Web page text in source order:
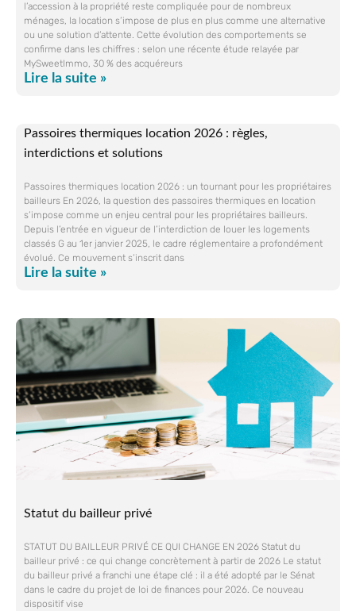
l’accession à la propriété reste compliquée pour de nombreux
ménages, la location s’impose de plus en plus comme une alternative
ou une solution d’attente. Cette évolution des comportements se
confirme dans les chiffres : selon une récente étude relayée par
MySweetImmo, 30 % des acquéreurs
Lire la suite »
Passoires thermiques location 2026 : règles,
interdictions et solutions
Passoires thermiques location 2026 : un tournant pour les propriétaires
bailleurs En 2026, la question des passoires thermiques en location
s’impose comme un enjeu central pour les propriétaires bailleurs.
Depuis l’entrée en vigueur de l’interdiction de louer les logements
classés G au 1er janvier 2025, le cadre réglementaire a profondément
évolué. Ce mouvement s’inscrit dans
Lire la suite »
Statut du bailleur privé
STATUT DU BAILLEUR PRIVÉ CE QUI CHANGE EN 2026 Statut du
bailleur privé : ce qui change concrètement à partir de 2026 Le statut
du bailleur privé a franchi une étape clé : il a été adopté par le Sénat
dans le cadre du projet de loi de finances pour 2026. Ce nouveau
dispositif vise